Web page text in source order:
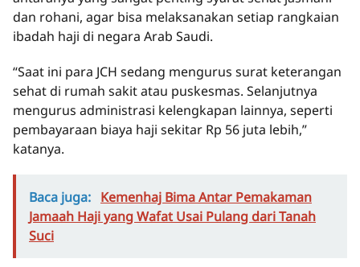
dan rohani, agar bisa melaksanakan setiap rangkaian
ibadah haji di negara Arab Saudi.
“Saat ini para JCH sedang mengurus surat keterangan
sehat di rumah sakit atau puskesmas. Selanjutnya
mengurus administrasi kelengkapan lainnya, seperti
pembayaraan biaya haji sekitar Rp 56 juta lebih,”
katanya.
Baca juga: Kemenhaj Bima Antar Pemakaman
Jamaah Haji yang Wafat Usai Pulang dari Tanah
Suci